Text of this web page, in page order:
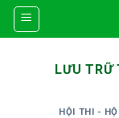
Skip
LƯU TRỮ
HỘI THI -